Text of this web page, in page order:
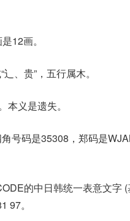
12画。
、贵”，五行属木。
本义是遗失。
号码是35308，郑码是
的中日韩统一表意文字 (
97。